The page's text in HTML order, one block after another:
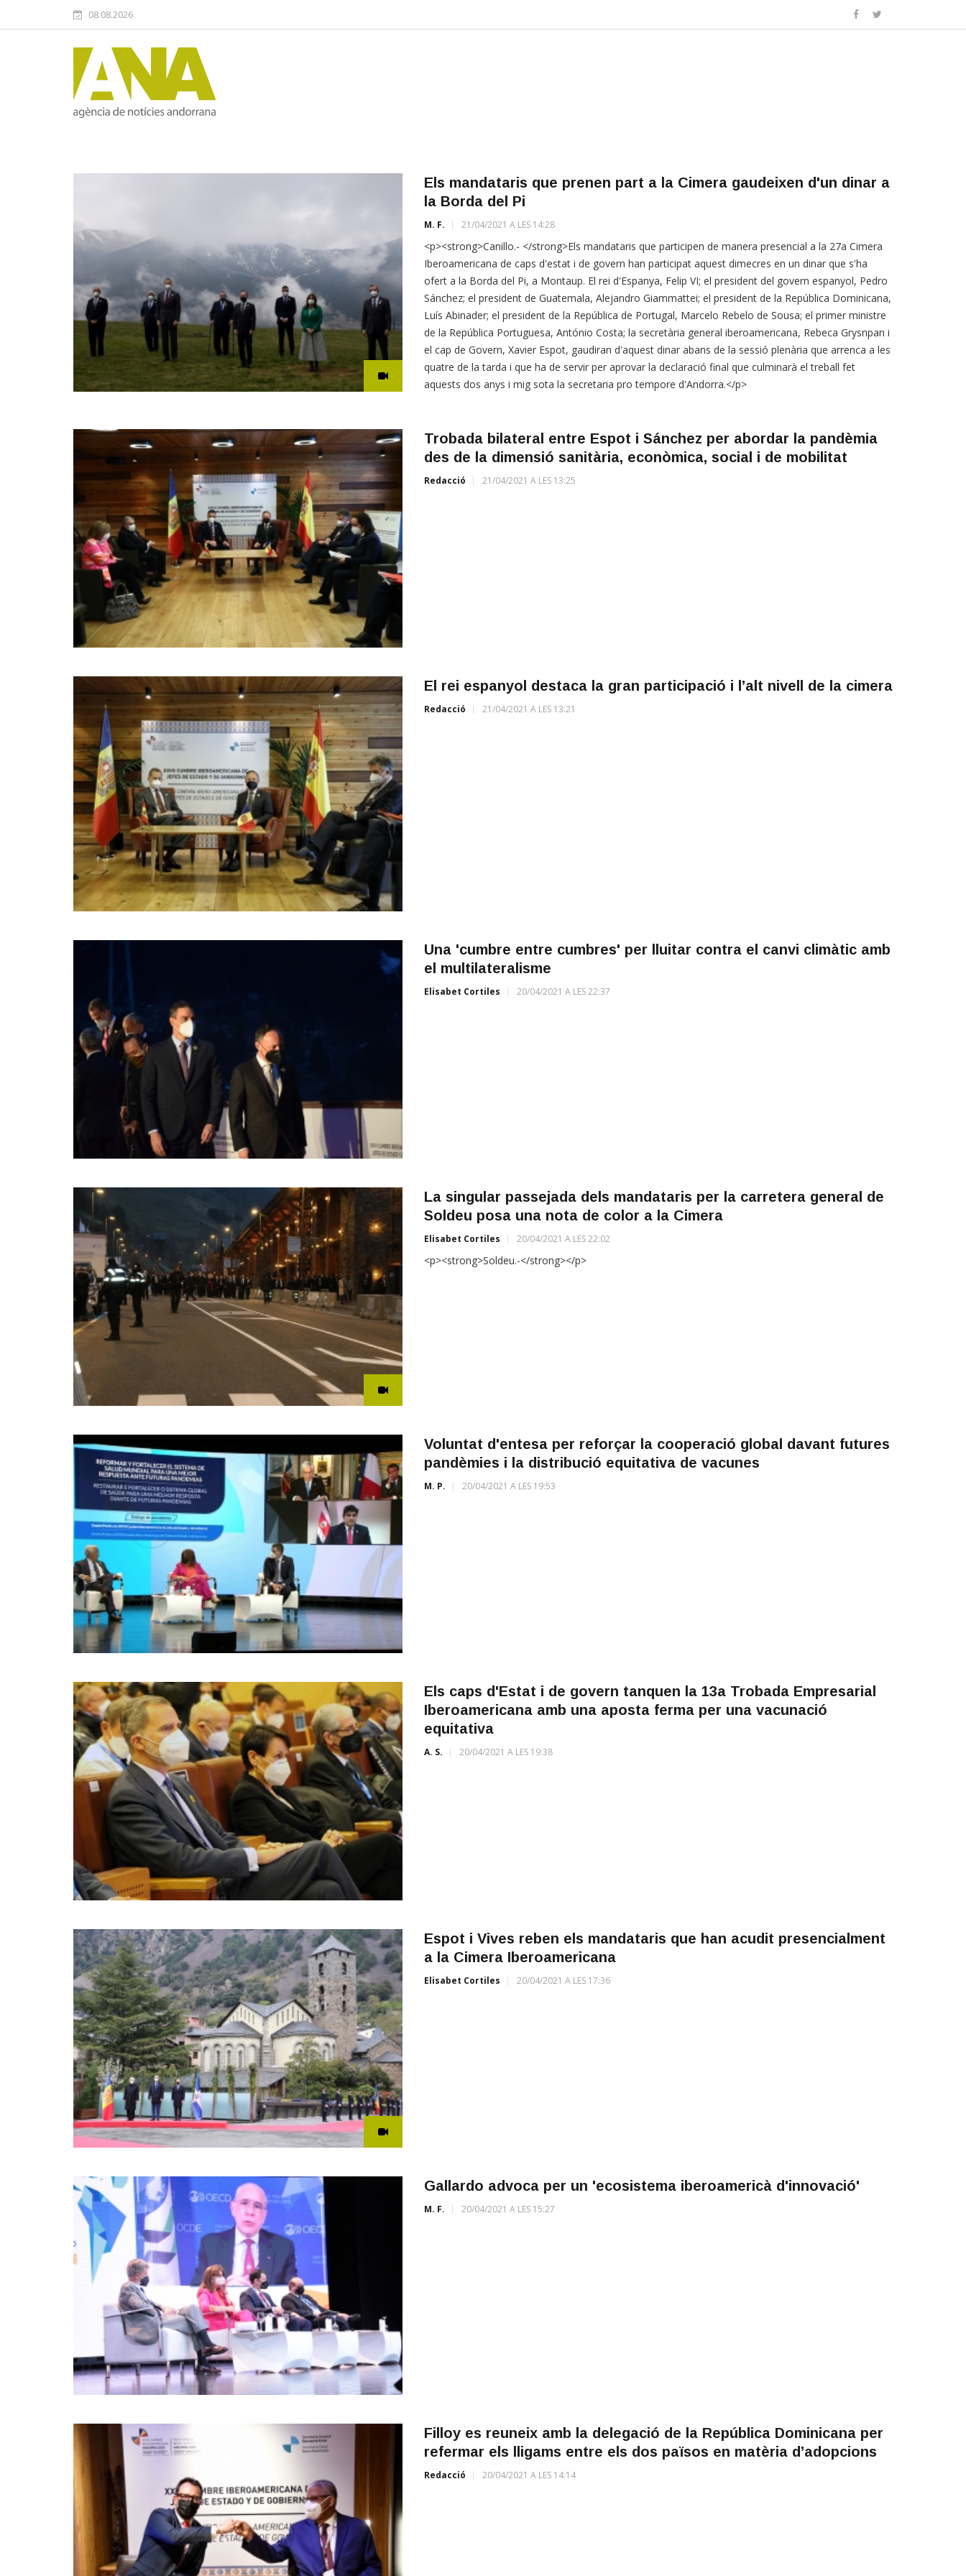
08.08.2026
Els mandataris que prenen part a la Cimera gaudeixen d'un dinar a
la Borda del Pi
M. F. 21/04/2021 A LES 14:28
<p><strong>Canillo.- </strong>Els mandataris que participen de manera presencial a la 27a Cimera
Iberoamericana de caps d'estat i de govern han participat aquest dimecres en un dinar que s'ha
ofert a la Borda del Pi, a Montaup. El rei d'Espanya, Felip VI; el president del govern espanyol, Pedro
Sánchez; el president de Guatemala, Alejandro Giammattei; el president de la República Dominicana,
Luís Abinader; el president de la República de Portugal, Marcelo Rebelo de Sousa; el primer ministre
de la República Portuguesa, António Costa; la secretària general iberoamericana, Rebeca Grysnpan i
el cap de Govern, Xavier Espot, gaudiran d'aquest dinar abans de la sessió plenària que arrenca a les
quatre de la tarda i que ha de servir per aprovar la declaració final que culminarà el treball fet
aquests dos anys i mig sota la secretaria pro tempore d'Andorra.</p>
Trobada bilateral entre Espot i Sánchez per abordar la pandèmia
des de la dimensió sanitària, econòmica, social i de mobilitat
Redacció 21/04/2021 A LES 13:25
El rei espanyol destaca la gran participació i l’alt nivell de la cimera
Redacció 21/04/2021 A LES 13:21
Una 'cumbre entre cumbres' per lluitar contra el canvi climàtic amb
el multilateralisme
Elisabet Cortiles 20/04/2021 A LES 22:37
La singular passejada dels mandataris per la carretera general de
Soldeu posa una nota de color a la Cimera
Elisabet Cortiles 20/04/2021 A LES 22:02
<p><strong>Soldeu.-</strong></p>
Voluntat d'entesa per reforçar la cooperació global davant futures
pandèmies i la distribució equitativa de vacunes
M. P. 20/04/2021 A LES 19:53
Els caps d'Estat i de govern tanquen la 13a Trobada Empresarial
Iberoamericana amb una aposta ferma per una vacunació
equitativa
A. S. 20/04/2021 A LES 19:38
Espot i Vives reben els mandataris que han acudit presencialment
a la Cimera Iberoamericana
Elisabet Cortiles 20/04/2021 A LES 17:36
Gallardo advoca per un 'ecosistema iberoamericà d'innovació'
M. F. 20/04/2021 A LES 15:27
Filloy es reuneix amb la delegació de la República Dominicana per
refermar els lligams entre els dos països en matèria d’adopcions
Redacció 20/04/2021 A LES 14:14